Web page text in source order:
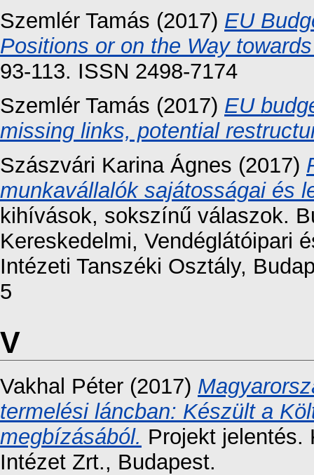
Szemlér Tamás (2017) EU
Positions or on the Way
93-113. ISSN 2498-7174
Szemlér Tamás (2017) EU
missing links, potential
Szászvári Karina Ágnes (2017)
munkavállalók sajátosságai és
kihívások, sokszínű válaszok.
Kereskedelmi, Vendéglátóipari
Intézeti Tanszéki Osztály,
5
V
Vakhal Péter (2017)
termelési láncban: Készült a
megbízásából. Projekt jelentés.
Intézet Zrt., Budapest.